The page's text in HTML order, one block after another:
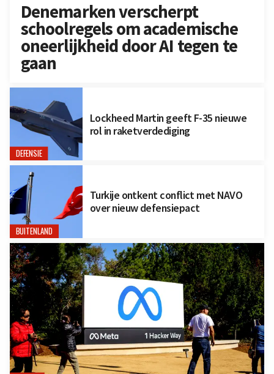
Denemarken verscherpt
schoolregels om academische
oneerlijkheid door AI tegen te
gaan
DEFENSIE
Lockheed Martin geeft F-35 nieuwe
rol in raketverdediging
BUITENLAND
Turkije ontkent conflict met NAVO
over nieuw defensiepact